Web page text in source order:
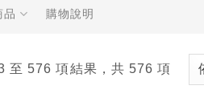
品 購物說明
至 576 項結果，共 576 項